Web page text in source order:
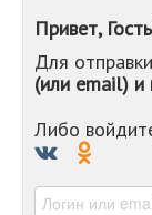
Привет,
Для
(или email) и
Либо